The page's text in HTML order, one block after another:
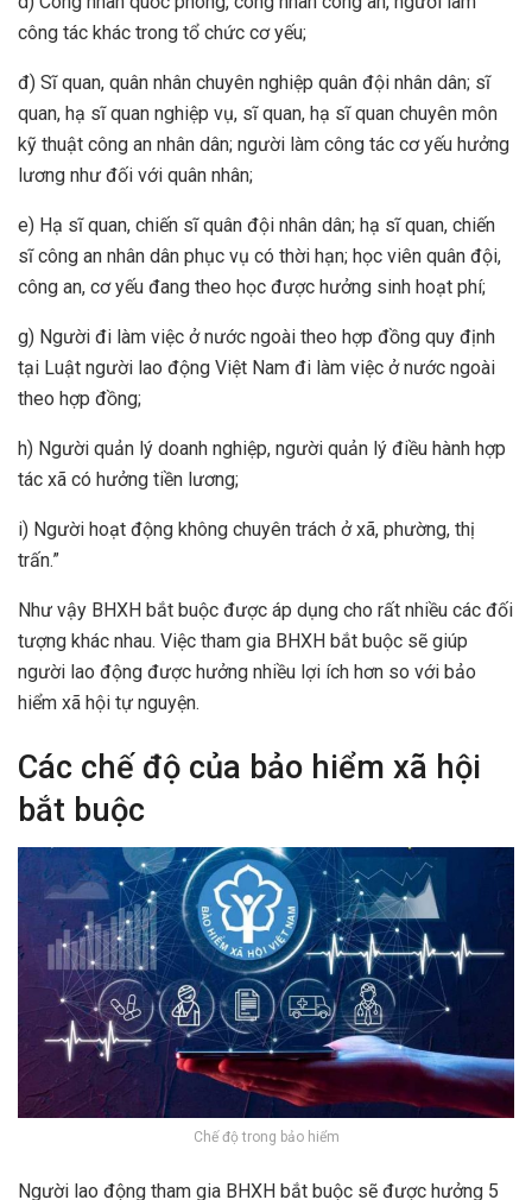
công tác khác trong tổ chức cơ yếu;
đ) Sĩ quan, quân nhân chuyên nghiệp quân đội nhân dân; sĩ
quan, hạ sĩ quan nghiệp vụ, sĩ quan, hạ sĩ quan chuyên môn
kỹ thuật công an nhân dân; người làm công tác cơ yếu hưởng
lương như đối với quân nhân;
e) Hạ sĩ quan, chiến sĩ quân đội nhân dân; hạ sĩ quan, chiến
sĩ công an nhân dân phục vụ có thời hạn; học viên quân đội,
công an, cơ yếu đang theo học được hưởng sinh hoạt phí;
g) Người đi làm việc ở nước ngoài theo hợp đồng quy định
tại Luật người lao động Việt Nam đi làm việc ở nước ngoài
theo hợp đồng;
h) Người quản lý doanh nghiệp, người quản lý điều hành hợp
tác xã có hưởng tiền lương;
i) Người hoạt động không chuyên trách ở xã, phường, thị
trấn.”
Như vậy BHXH bắt buộc được áp dụng cho rất nhiều các đối
tượng khác nhau. Việc tham gia BHXH bắt buộc sẽ giúp
người lao động được hưởng nhiều lợi ích hơn so với bảo
hiểm xã hội tự nguyện.
Các chế độ của bảo hiểm xã hội
bắt buộc
Chế độ trong bảo hiểm
Người lao động tham gia BHXH bắt buộc sẽ được hưởng 5